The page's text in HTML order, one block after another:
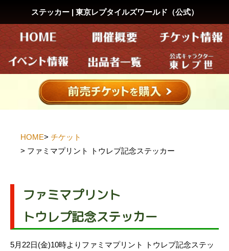
ステッカー | 東京レプタイルズワールド（公式）
HOME> チケット
> ファミマプリント トウレプ記念ステッカー
ファミマプリント
トウレプ記念ステッカー
5月22日(金)10時よりファミマプリント トウレプ記念ステッ